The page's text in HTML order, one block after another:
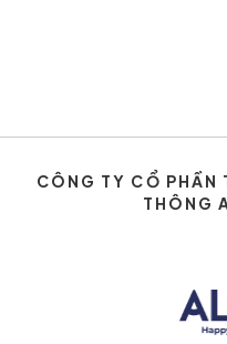
CÔNG TY CỔ PHẦN
THÔNG